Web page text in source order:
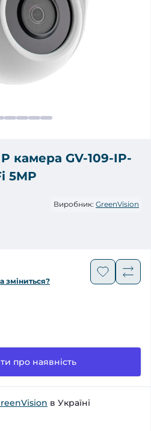
камера GV-109-IP-
5MP
Виробник: GreenVision
зміниться?
про наявність
в Україні